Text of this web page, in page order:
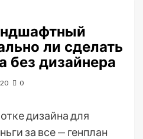
ли сделать
без дизайнера
0
дизайна для
за все — генплан